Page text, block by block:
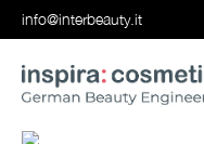
info@interbeauty.it